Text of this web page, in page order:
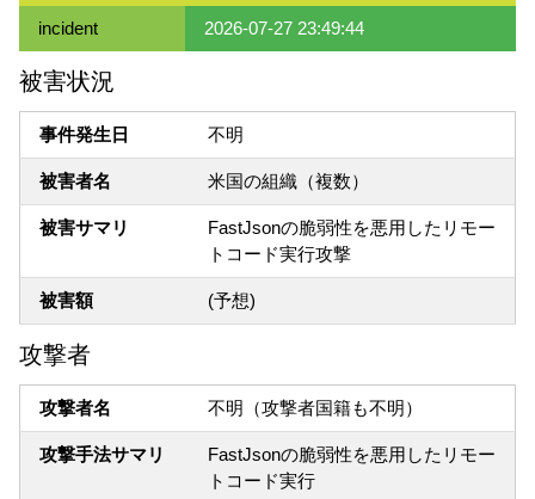
incident 2026-07-27 23:49:44
被害状況
事件発生日 不明
被害者名 米国の組織（複数）
被害サマリ
FastJsonの脆弱性を悪用したリモー
トコード実行攻撃
被害額 (予想)
攻撃者
攻撃者名 不明（攻撃者国籍も不明）
攻撃手法サマリ
FastJsonの脆弱性を悪用したリモー
トコード実行